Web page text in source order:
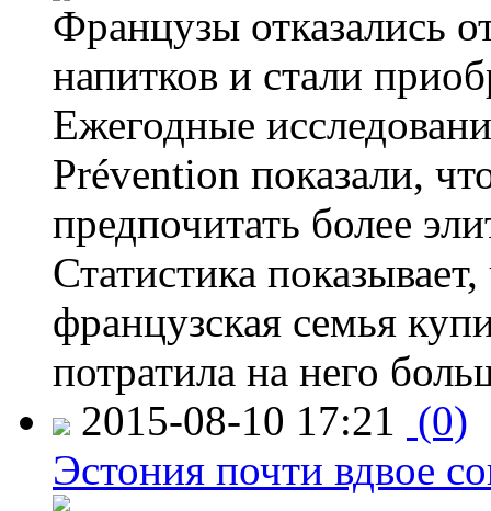
Французы отказались
напитков и стали
Ежегодные
Prévention показали,
предпочитать более
Статистика
французская семья
потратила на него
2015-08-10 17:21 (0)
Эстония почти вдвое